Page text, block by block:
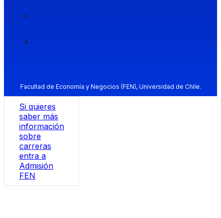
Facultad de Economía y Negocios (FEN), Universidad de Chile.
Si quieres
saber más
información
sobre
carreras
entra a
Admisión
FEN